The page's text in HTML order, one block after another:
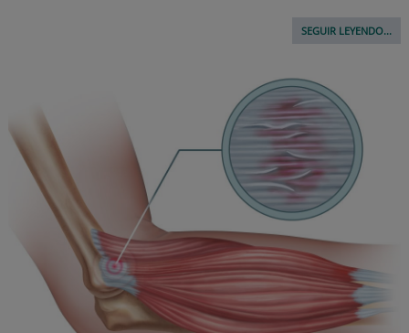
SEGUIR LEYENDO...